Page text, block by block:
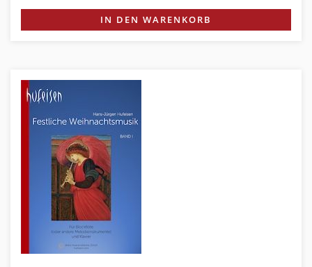
IN DEN WARENKORB